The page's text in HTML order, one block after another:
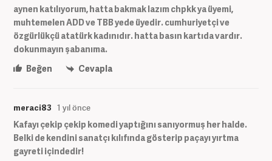
aynen katılıyorum, hatta bakmak lazım chpkk ya üyemi,
muhtemelen ADD ve TBB yede üyedir. cumhuriyetçi ve
özgürlükçü atatürk kadınıdır. hatta basın kartıda vardır.
dokunmayın şabanıma.
Beğen
Cevapla
meraci83 1 yıl önce
Kafayı çekip çekip komedi yaptığını sanıyormuş her halde.
Belki de kendini sanatçı kılıfında gösterip paçayı yırtma
gayreti içindedir!